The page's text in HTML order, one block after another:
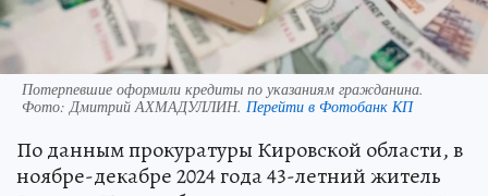
Потерпевшие оформили кредиты по указаниям гражданина.
Фото: Дмитрий АХМАДУЛЛИН. Перейти в Фотобанк КП
По данным прокуратуры Кировской области, в
ноябре-декабре 2024 года 43-летний житель